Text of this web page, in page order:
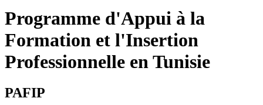
Programme d'Appui à la
Formation et l'Insertion
Professionnelle en Tunisie
PAFIP